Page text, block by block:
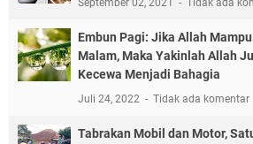
September 02, 2021 Tidak ada
Embun Pagi: Jika Allah
Malam, Maka Yakinlah Allah
Kecewa Menjadi Bahagia
Juli 24, 2022 Tidak ada komentar
Tabrakan Mobil dan Motor,